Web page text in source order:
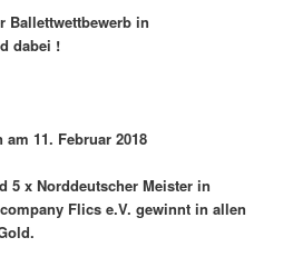
Ballettwettbewerb in
dabei !
11. Februar 2018
5 x Norddeutscher Meister in
Flics e.V. gewinnt in allen